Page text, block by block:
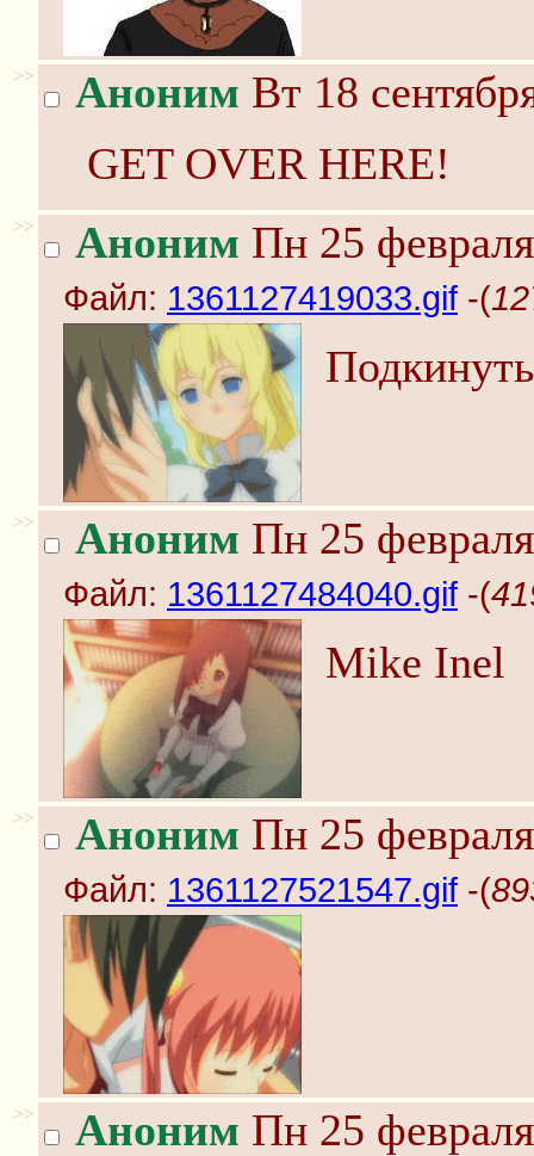
>> Аноним Вт 18
GET OVER HERE!
>> Аноним Пн 25
Файл: 1361127419033.gif -(
>> Аноним Пн 25
Файл: 1361127484040.gif -(
Mike Inel
>> Аноним Пн 25
Файл: 1361127521547.gif -(
>> Аноним Пн 25